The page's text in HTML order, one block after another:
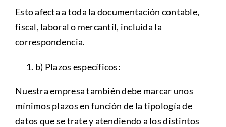
Esto afecta a toda la documentación contable,
fiscal, laboral o mercantil, incluida la
correspondencia.
b) Plazos específicos:
Nuestra empresa también debe marcar unos
mínimos plazos en función de la tipología de
datos que se trate y atendiendo a los distintos